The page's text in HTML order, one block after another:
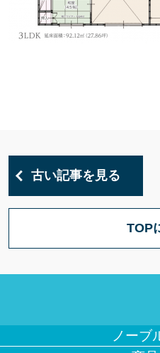
古い記事を見る
TOP
ノーブ